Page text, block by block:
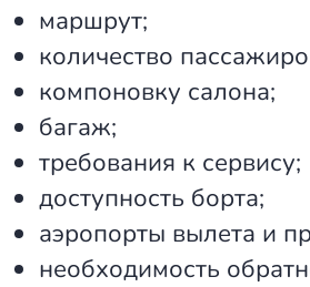
маршрут;
количество
компоновку салона;
багаж;
требования к сервису;
доступность борта;
аэропорты вылета и
необходимость